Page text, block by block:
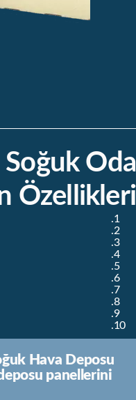
Soğuk Oda
Özellikleri
Hava Deposu
panellerini